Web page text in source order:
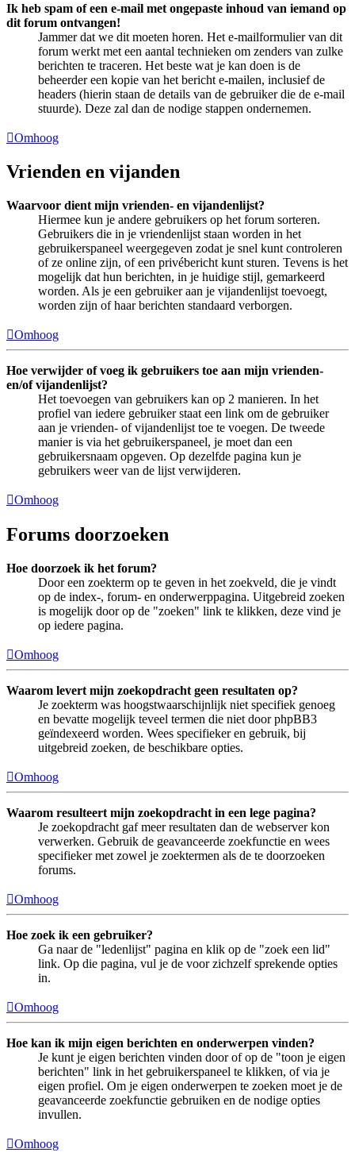
Ik heb spam of een e-mail met ongepaste inhoud van iemand op
dit forum ontvangen!
Jammer dat we dit moeten horen. Het e-mailformulier van dit
forum werkt met een aantal technieken om zenders van zulke
berichten te traceren. Het beste wat je kan doen is de
beheerder een kopie van het bericht e-mailen, inclusief de
headers (hierin staan de details van de gebruiker die de e-mail
stuurde). Deze zal dan de nodige stappen ondernemen.
Omhoog
Vrienden en vijanden
Waarvoor dient mijn vrienden- en vijandenlijst?
Hiermee kun je andere gebruikers op het forum sorteren.
Gebruikers die in je vriendenlijst staan worden in het
gebruikerspaneel weergegeven zodat je snel kunt controleren
of ze online zijn, of een privébericht kunt sturen. Tevens is het
mogelijk dat hun berichten, in je huidige stijl, gemarkeerd
worden. Als je een gebruiker aan je vijandenlijst toevoegt,
worden zijn of haar berichten standaard verborgen.
Omhoog
Hoe verwijder of voeg ik gebruikers toe aan mijn vrienden-
en/of vijandenlijst?
Het toevoegen van gebruikers kan op 2 manieren. In het
profiel van iedere gebruiker staat een link om de gebruiker
aan je vrienden- of vijandenlijst toe te voegen. De tweede
manier is via het gebruikerspaneel, je moet dan een
gebruikersnaam opgeven. Op dezelfde pagina kun je
gebruikers weer van de lijst verwijderen.
Omhoog
Forums doorzoeken
Hoe doorzoek ik het forum?
Door een zoekterm op te geven in het zoekveld, die je vindt
op de index-, forum- en onderwerppagina. Uitgebreid zoeken
is mogelijk door op de "zoeken" link te klikken, deze vind je
op iedere pagina.
Omhoog
Waarom levert mijn zoekopdracht geen resultaten op?
Je zoekterm was hoogstwaarschijnlijk niet specifiek genoeg
en bevatte mogelijk teveel termen die niet door phpBB3
geïndexeerd worden. Wees specifieker en gebruik, bij
uitgebreid zoeken, de beschikbare opties.
Omhoog
Waarom resulteert mijn zoekopdracht in een lege pagina?
Je zoekopdracht gaf meer resultaten dan de webserver kon
verwerken. Gebruik de geavanceerde zoekfunctie en wees
specifieker met zowel je zoektermen als de te doorzoeken
forums.
Omhoog
Hoe zoek ik een gebruiker?
Ga naar de "ledenlijst" pagina en klik op de "zoek een lid"
link. Op die pagina, vul je de voor zichzelf sprekende opties
in.
Omhoog
Hoe kan ik mijn eigen berichten en onderwerpen vinden?
Je kunt je eigen berichten vinden door of op de "toon je eigen
berichten" link in het gebruikerspaneel te klikken, of via je
eigen profiel. Om je eigen onderwerpen te zoeken moet je de
geavanceerde zoekfunctie gebruiken en de nodige opties
invullen.
Omhoog